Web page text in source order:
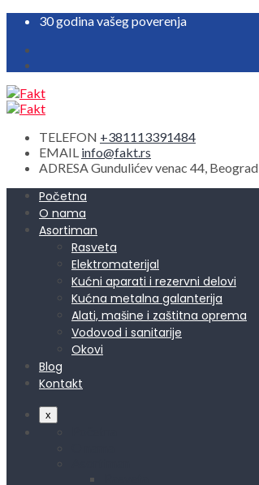
30 godina vašeg poverenja
TELEFON +381113391484
EMAIL info@fakt.rs
ADRESAGundulićev venac 44, Beograd
Početna
O nama
Asortiman
Rasveta
Elektromaterijal
Kućni aparati i rezervni delovi
Kućna metalna galanterija
Alati, mašine i zaštitna oprema
Vodovod i sanitarije
Okovi
Blog
Kontakt
x